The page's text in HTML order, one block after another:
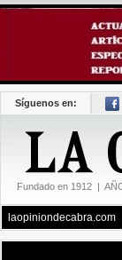
Síguenos en:
Fundado en 1912 |
laopiniondecabra.com